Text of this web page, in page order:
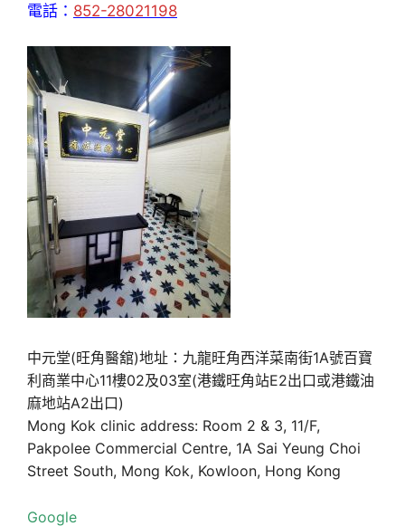
電話： 852-28021198
中元堂(旺角醫舘)地址：九龍旺角西洋菜南街1A號百寶
利商業中心11樓02及03室(港鐵旺角站E2出口或港鐵油
麻地站A2出口)
Mong Kok clinic address: Room 2 & 3, 11/F,
Pakpolee Commercial Centre, 1A Sai Yeung Choi
Street South, Mong Kok, Kowloon, Hong Kong
Google